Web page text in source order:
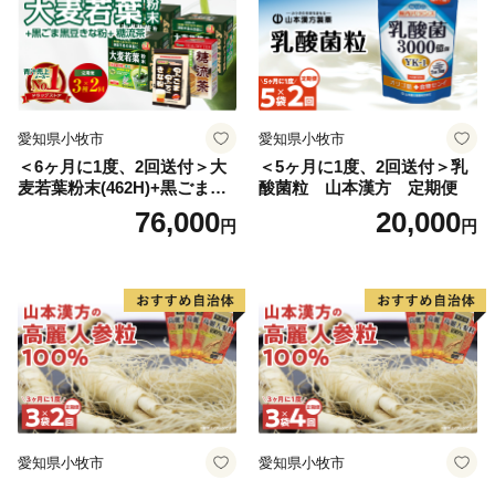
愛知県小牧市
＜6ヶ月に1度、2回送付＞大
麦若葉粉末(462H)+黒ごま黒
豆きな粉+ 糖流茶 山本漢
76,000円
愛知県小牧市
＜5ヶ月に1度、2回送付＞乳
酸菌粒 山本漢方 定期便
20,000円
愛知県小牧市 愛知県小牧市